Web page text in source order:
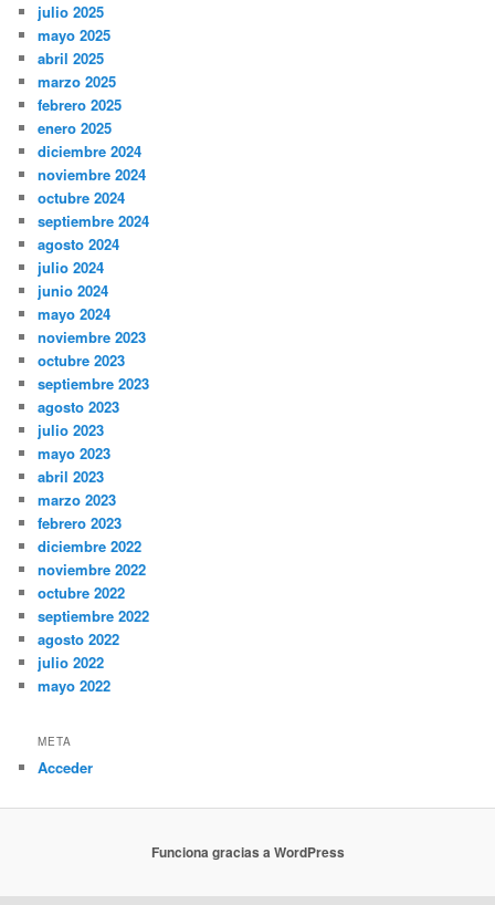
julio 2025
mayo 2025
abril 2025
marzo 2025
febrero 2025
enero 2025
diciembre 2024
noviembre 2024
octubre 2024
septiembre 2024
agosto 2024
julio 2024
junio 2024
mayo 2024
noviembre 2023
octubre 2023
septiembre 2023
agosto 2023
julio 2023
mayo 2023
abril 2023
marzo 2023
febrero 2023
diciembre 2022
noviembre 2022
octubre 2022
septiembre 2022
agosto 2022
julio 2022
mayo 2022
META
Acceder
Funciona gracias a WordPress